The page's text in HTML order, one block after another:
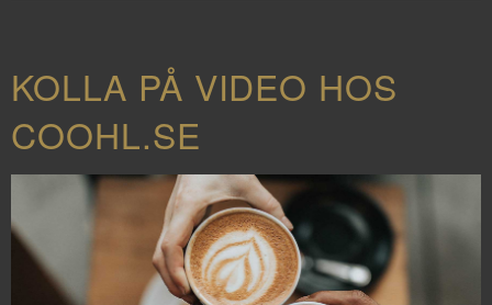
KOLLA PÅ VIDEO HOS
COOHL.SE